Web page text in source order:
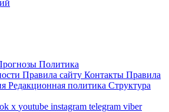
Политика
Правила сайту Контакты Правила
Редакционная политика Структура
x youtube instagram telegram viber